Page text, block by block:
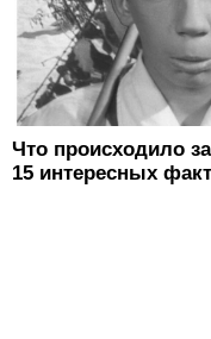
Что происходило
15 интересных